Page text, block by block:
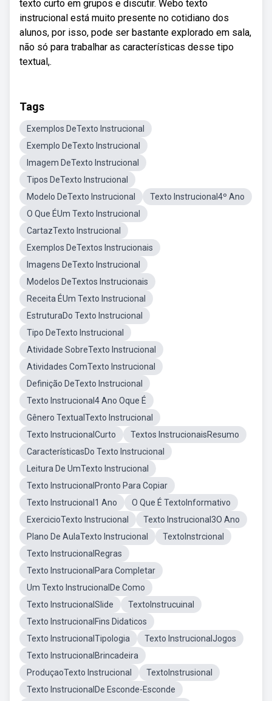
texto curto em grupos e discutir. Webo texto
instrucional está muito presente no cotidiano dos
alunos, por isso, pode ser bastante explorado em sala,
não só para trabalhar as características desse tipo
textual,.
Tags
Exemplos DeTexto Instrucional
Exemplo DeTexto Instrucional
Imagem DeTexto Instrucional
Tipos DeTexto Instrucional
Modelo DeTexto Instrucional
Texto Instrucional4º Ano
O Que ÉUm Texto Instrucional
CartazTexto Instrucional
Exemplos DeTextos Instrucionais
Imagens DeTexto Instrucional
Modelos DeTextos Instrucionais
Receita ÉUm Texto Instrucional
EstruturaDo Texto Instrucional
Tipo DeTexto Instrucional
Atividade SobreTexto Instrucional
Atividades ComTexto Instrucional
Definição DeTexto Instrucional
Texto Instrucional4 Ano Oque É
Gênero TextualTexto Instrucional
Texto InstrucionalCurto
Textos InstrucionaisResumo
CaracterísticasDo Texto Instrucional
Leitura De UmTexto Instrucional
Texto InstrucionalPronto Para Copiar
Texto Instrucional1 Ano
O Que É TextoInformativo
ExercicioTexto Instrucional
Texto Instrucional3O Ano
Plano De AulaTexto Instrucional
TextoInstrcional
Texto InstrucionalRegras
Texto InstrucionalPara Completar
Um Texto InstrucionalDe Como
Texto InstrucionalSlide
TextoInstrucuinal
Texto InstrucionalFins Didaticos
Texto InstrucionalTipologia
Texto InstrucionalJogos
Texto InstrucionalBrincadeira
ProduçaoTexto Instrucional
TextoInstrusional
Texto InstrucionalDe Esconde-Esconde